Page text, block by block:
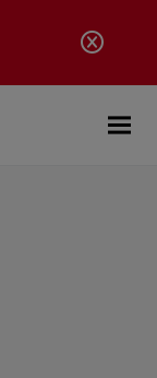
Open